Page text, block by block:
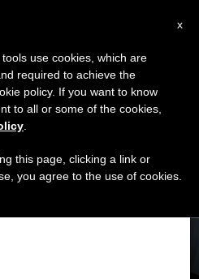
19th, 2020
Apostólica, “reelaborado a
×
agosto haremos la pausa
en el periodo de verano
y también el
x
use cookies, which are
required to achieve the
policy. If you want to know
to all or some of the cookies,
this page, clicking a link or
you agree to the use of cookies.